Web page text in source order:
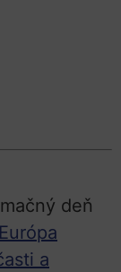
deň
a